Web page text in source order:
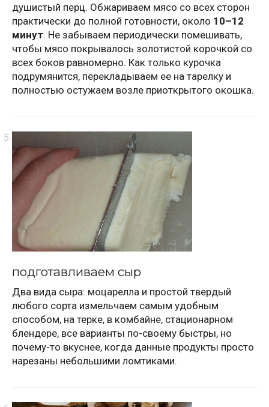
душистый перц. Обжариваем мясо со всех сторон
практически до полной готовности, около 10–12
минут. Не забываем периодически помешивать,
чтобы мясо покрывалось золотистой корочкой со
всех боков равномерно. Как только курочка
подрумянится, перекладываем ее на тарелку и
полностью остужаем возле приоткрытого окошка.
подготавливаем сыр
Два вида сыра: моцарелла и простой твердый
любого сорта измельчаем самым удобным
способом, на терке, в комбайне, стационарном
блендере, все варианты по-своему быстры, но
почему-то вкуснее, когда данные продукты просто
нарезаны небольшими ломтиками.